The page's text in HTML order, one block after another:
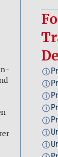
i
i
i
i
i
i
i